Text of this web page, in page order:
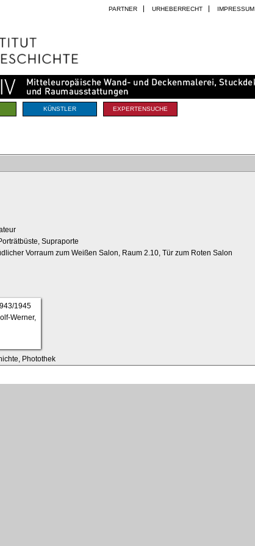
PARTNER URHEBERRECHT IMPRESSUM
KÜNSTLER EXPERTENSUCHE
Supraporte
Vorraum zum Weißen Salon, Raum 2.10, Tür zum Roten Salon
Werner,
Photothek